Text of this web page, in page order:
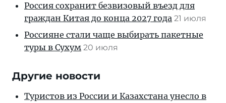
Россия сохранит безвизовый въезд для
граждан Китая до конца 2027 года 21 июля
Россияне стали чаще выбирать пакетные
туры в Сухум 20 июля
Другие новости
Туристов из России и Казахстана унесло в